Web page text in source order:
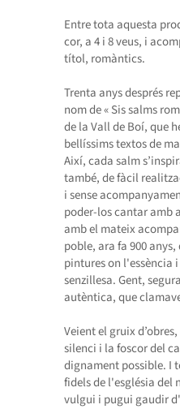
Entre tota aquesta
cor, a 4 i 8 veus, i
títol, romàntics.
Trenta anys després
nom de « Sis salms
de la Vall de Boí, que
bellíssims textos de
Així, cada salm
també, de fàcil
i sense
poder-los cantar amb
amb el mateix
poble, ara fa 900
pintures on l'essència
senzillesa. Gent,
autèntica, que
Veient el gruix
silenci i la foscor del
dignament possible. I
fidels de l'església del
vulgui i pugui gaudir